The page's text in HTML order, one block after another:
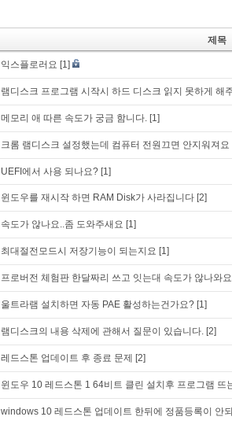
제목
익스플로러요 [1]
램디스크 프로그램 시작시 하드 디스크 읽지 못하게 해
메모리 애 따른 속도가 궁금 함니다. [1]
크롬 램디스크 설정했는데 컴퓨터 전원끄면 안지워져요
UEFI에서 사용 되나요? [1]
윈도우를 재시작 하면 RAM Disk가 사라집니다 [2]
속도가 않나요..좀 도와주새요 [1]
최대절전모드시 저장기능이 되는지요 [1]
프로버전 체험판 한달짜리 쓰고 잇는대 속도가 않나와요
울트라램 설치하면 자동 PAE 활성하는건가요? [1]
램디스크의 내용 삭제에 관해서 질문이 있습니다. [2]
레드스톤 업데이트 후 종료 문제 [2]
윈도우 10 레드스톤 1 64비트 클린 설치후 프로그램 뜨
windows 10 레드스톤 업데이트 한뒤에 정품등록이 안